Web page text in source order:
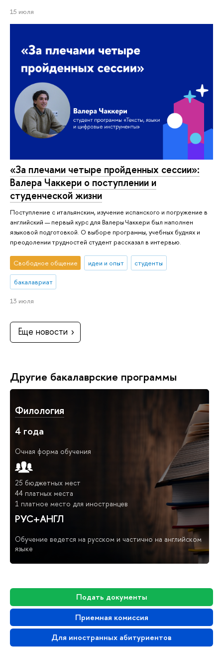
Подать документы
Приемная комиссия
Для иностранных абитуриентов
15 июля
«За плечами четыре пройденных сессии»:
Валера Чаккери о поступлении и
студенческой жизни
Поступление с итальянским, изучение испанского и погружение в
английский — первый курс для Валеры Чаккери был наполнен
языковой подготовкой. О выборе программы, учебных буднях и
преодолении трудностей студент рассказал в интервью.
Свободное общение идеи и опыт студенты
бакалавриат
13 июля
Еще новости
Другие бакалаврские программы
Филология
4 года
Очная форма обучения
25 бюджетных мест
44 платных места
1 платное место для иностранцев
РУС+АНГЛ
Обучение ведется на русском и частично на английском
языке